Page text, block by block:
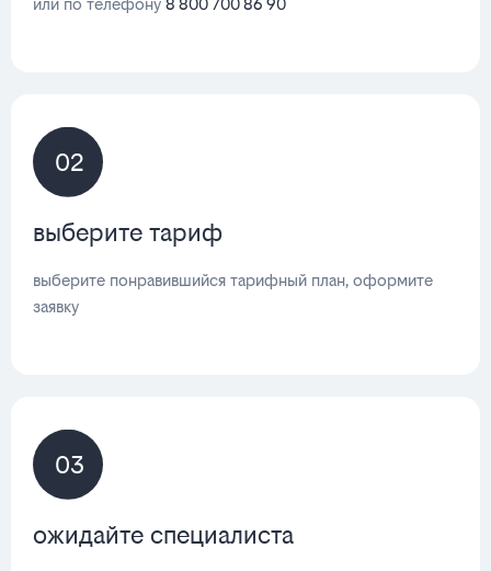
02
выберите тариф
выберите понравившийся тарифный план, оформите
заявку
03
ожидайте специалиста